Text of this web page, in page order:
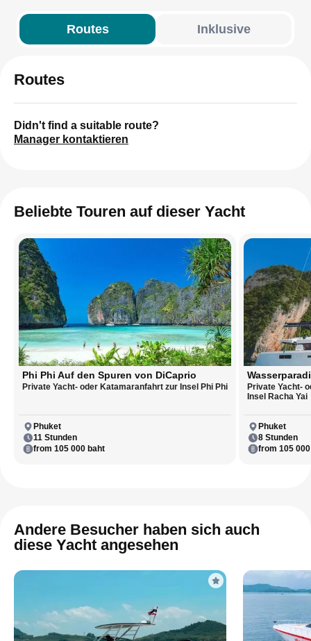
Routes Inklusive
Routes
Didn't find a suitable route?
Manager kontaktieren
Beliebte Touren auf dieser Yacht
Phi Phi Auf den Spuren von DiCaprio
Private Yacht- oder Katamaranfahrt zur Insel Phi Phi
Phuket
11 Stunden
from 105 000 baht
Private Yacht-
Insel Racha Yai
Phuket
8 Stunden
from 105
Andere Besucher haben sich auch
diese Yacht angesehen